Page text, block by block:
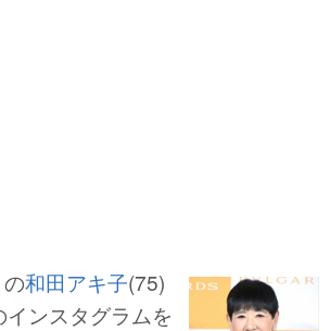
和田アキ子(75)
ンスタグラムを